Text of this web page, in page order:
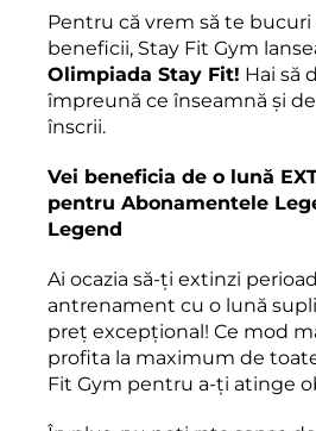
Pentru că vrem să te
beneficii, Stay Fit Gym
Olimpiada Stay Fit! Hai să
împreună ce înseamnă și
înscrii.
Vei beneficia de o lună
pentru Abonamentele
Legend
Ai ocazia să-ți extinzi
antrenament cu o lună
preț excepțional! Ce mod
profita la maximum de
Fit Gym pentru a-ți atinge